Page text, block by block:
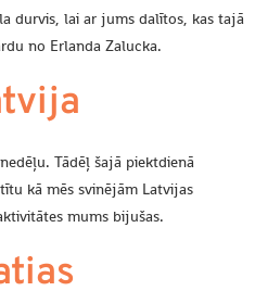
durvis, lai ar jums dalītos, kas tajā
no Erlanda Zalucka.
Tādēļ šajā piektdienā
kā mēs svinējām Latvijas
mums bijušas.